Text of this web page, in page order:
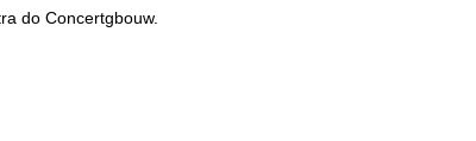
do Concertgbouw.